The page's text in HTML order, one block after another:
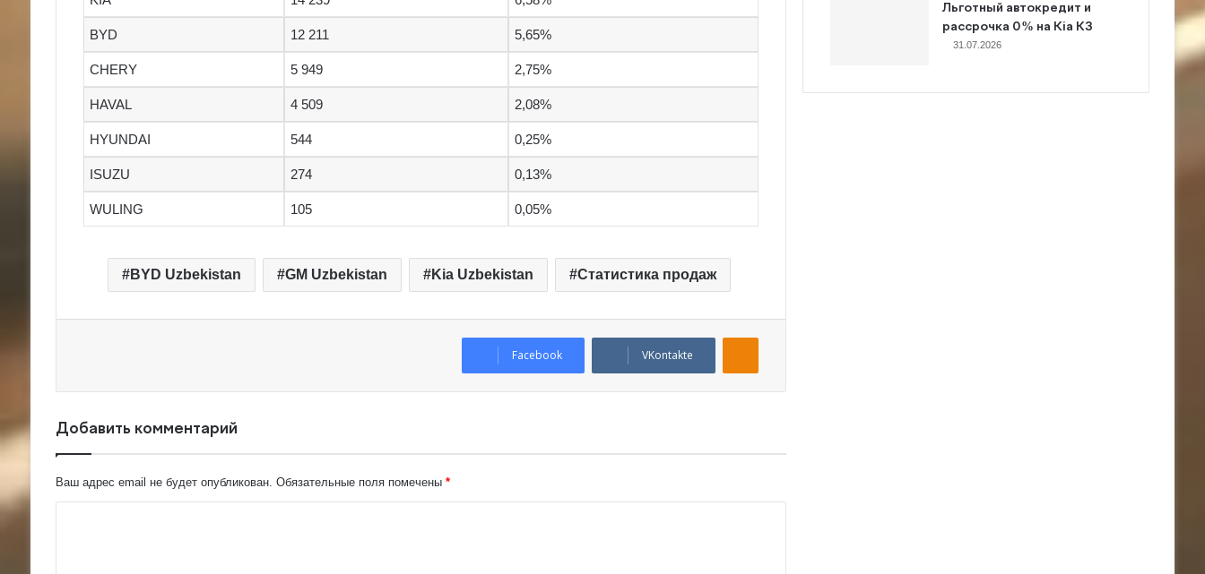
BYD 12 211 5,65%
CHERY 5 949 2,75%
HAVAL 4 509 2,08%
HYUNDAI 544 0,25%
ISUZU 274 0,13%
WULING 105 0,05%
BYD Uzbekistan GM Uzbekistan Kia Uzbekistan Статистика продаж
Facebook VKontakte
Добавить комментарий
Ваш адрес email не будет опубликован. Обязательные поля помечены *
Льготный автокредит и
рассрочка 0% на Kia K3
31.07.2026